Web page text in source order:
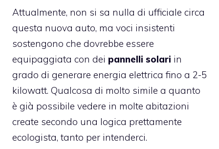
Attualmente, non si sa nulla di ufficiale circa
questa nuova auto, ma voci insistenti
sostengono che dovrebbe essere
equipaggiata con dei pannelli solari in
grado di generare energia elettrica fino a 2-5
kilowatt. Qualcosa di molto simile a quanto
è già possibile vedere in molte abitazioni
create secondo una logica prettamente
ecologista, tanto per intenderci.